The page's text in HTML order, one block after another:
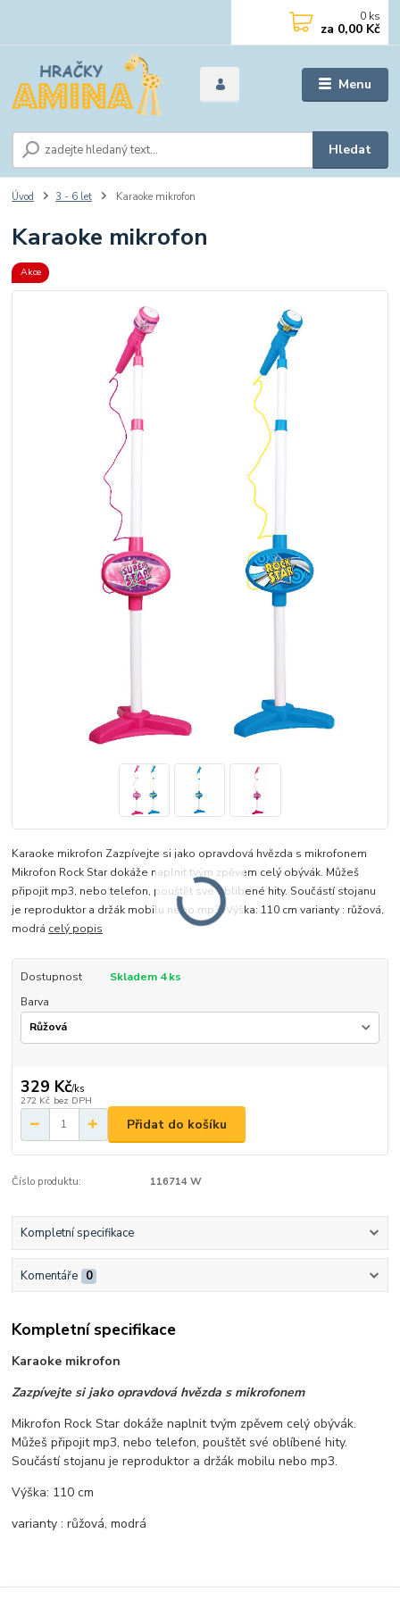
Menu
Hledat
0 ks
za 0,00 Kč
Úvod 3 - 6 let Karaoke mikrofon
Karaoke mikrofon
Akce
Karaoke mikrofon Zazpívejte si jako opravdová hvězda s mikrofonem
Mikrofon Rock Star dokáže naplnit tvým zpěvem celý obývák. Můžeš
připojit mp3, nebo telefon, pouštět své oblíbené hity. Součástí stojanu
je reproduktor a držák mobilu nebo mp3. Výška: 110 cm varianty : růžová,
modrá celý popis
Dostupnost
Skladem 4 ks
Barva
329 Kč/ks
272 Kč bez DPH
Přidat do košíku
Číslo produktu: 116714 W
Kompletní specifikace
Komentáře 0
Kompletní specifikace
Karaoke mikrofon
Zazpívejte si jako opravdová hvězda s mikrofonem
Mikrofon Rock Star dokáže naplnit tvým zpěvem celý obývák.
Můžeš připojit mp3, nebo telefon, pouštět své oblíbené hity.
Součástí stojanu je reproduktor a držák mobilu nebo mp3.
Výška: 110 cm
varianty : růžová, modrá
Původ zboží